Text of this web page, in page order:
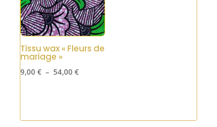
Tissu wax « Fleurs de
mariage »
9,00 € – 54,00 €Plage
à